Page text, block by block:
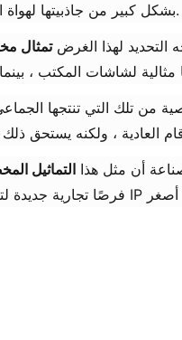
بشكل كبير من جاذبيتها لهواة الجمع.
مثالية لشاشات المكتب ، بينما
من تلك التي تنتجها
أن مثل هذا